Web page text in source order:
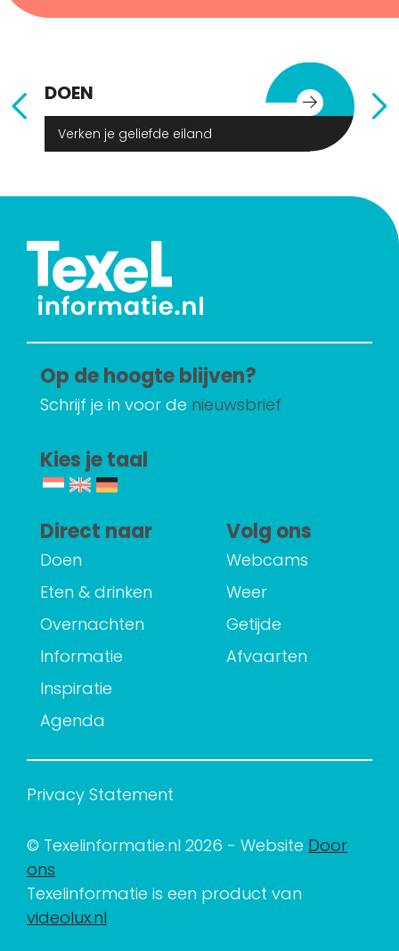
DOEN
Verken je geliefde eiland
Op de hoogte blijven?
Schrijf je in voor de nieuwsbrief
Kies je taal
Direct naar
Doen
Eten & drinken
Overnachten
Informatie
Inspiratie
Agenda
Volg ons
Webcams
Weer
Getijde
Afvaarten
Privacy Statement
© Texelinformatie.nl 2026 - Website Door
ons
Texelinformatie is een product van
videolux.nl